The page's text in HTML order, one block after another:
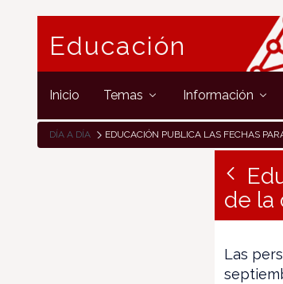
Educación
Inicio Temas Información
DÍA A DÍA EDUCACIÓN PUBLICA LAS FECHAS PARA LA VISTA DE EXPEDIENTE DE LA OPOSICIÓN
de la
Las